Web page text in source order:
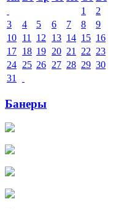
1
2
3
4 5 6 7 8
9
10 11 12 13 14 15 16
17 18 19 20 21 22 23
24 25 26 27 28 29 30
31
Банеры